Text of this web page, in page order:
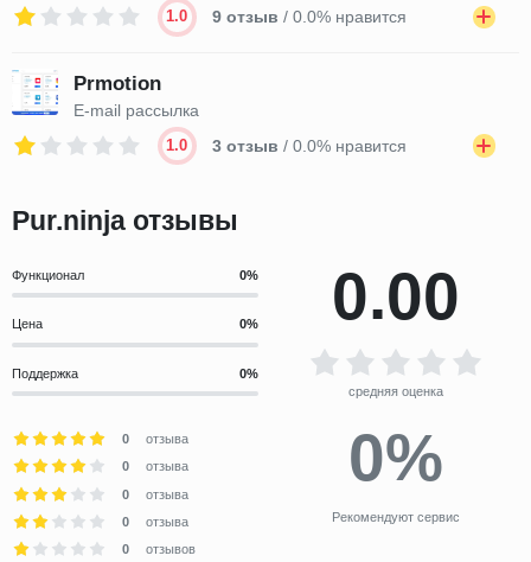
1.0 9 отзыв / 0.0% нравится
Prmotion
E-mail рассылка
1.0 3 отзыв / 0.0% нравится
Pur.ninja отзывы
Функционал
Цена
Поддержка
0.00
средняя оценка
0
отзыва
0
отзыва
0
отзыва
0
отзыва
0
отзывов
0%
Рекомендуют сервис